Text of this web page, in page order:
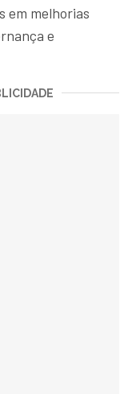
em melhorias
e